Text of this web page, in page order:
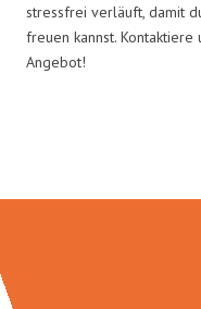
stressfrei verläuft, damit
freuen kannst.
Angebot!